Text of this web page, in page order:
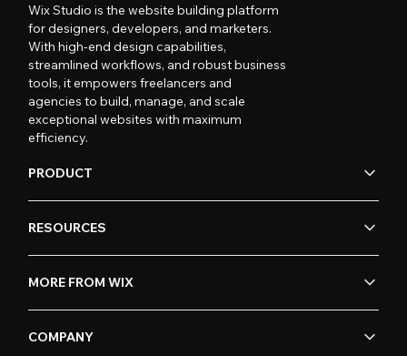
Wix Studio is the website building platform
for designers, developers, and marketers.
With high-end design capabilities,
streamlined workflows, and robust business
tools, it empowers freelancers and
agencies to build, manage, and scale
exceptional websites with maximum
efficiency.
PRODUCT
RESOURCES
MORE FROM WIX
COMPANY